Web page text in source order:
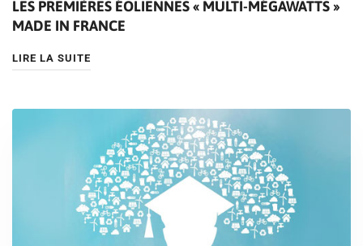
LES PREMIÈRES ÉOLIENNES « MULTI-MÉGAWATTS »
MADE IN FRANCE
LIRE LA SUITE